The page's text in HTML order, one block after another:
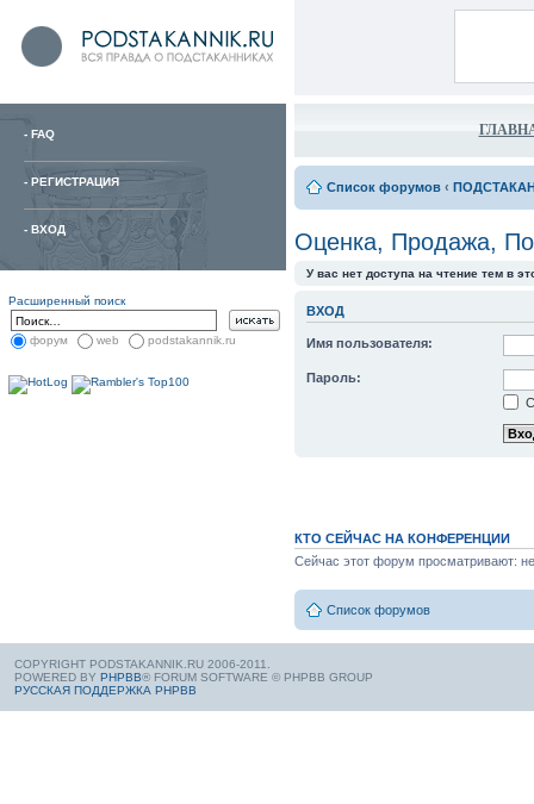
- FAQ
- РЕГИСТРАЦИЯ
- ВХОД
Расширенный поиск
форум web podstakannik.ru
Список форумов ‹
Оценка, Продажа,
У вас нет доступа на чтение тем в
ВХОД
Имя пользователя:
Пароль:
КТО СЕЙЧАС НА КОНФЕРЕНЦИИ
Сейчас этот форум просматривают:
Список форумов
COPYRIGHT PODSTAKANNIK.RU 2006-2011.
POWERED BY PHPBB® FORUM SOFTWARE © PHPBB GROUP
РУССКАЯ ПОДДЕРЖКА PHPBB